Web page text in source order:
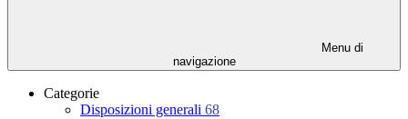
Menu di
navigazione
Categorie
Disposizioni generali 68